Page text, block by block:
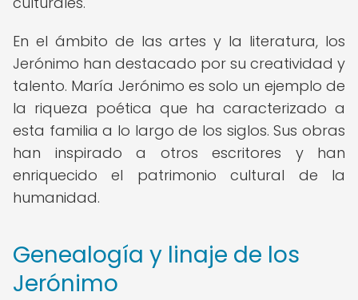
En el ámbito de las artes y la literatura, los
Jerónimo han destacado por su creatividad y
talento. María Jerónimo es solo un ejemplo de
la riqueza poética que ha caracterizado a
esta familia a lo largo de los siglos. Sus obras
han inspirado a otros escritores y han
enriquecido el patrimonio cultural de la
humanidad.
Genealogía y linaje de los
Jerónimo